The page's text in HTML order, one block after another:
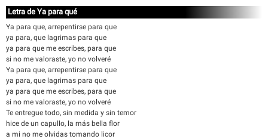
Letra de Ya para qué
Ya para que, arrepentirse para que
ya para, que lagrimas para que
ya para que me escribes, para que
si no me valoraste, yo no volveré
Ya para que, arrepentirse para que
ya para, que lagrimas para que
ya para que me escribes, para que
si no me valoraste, yo no volveré
Te entregue todo, sin medida y sin temor
hice de un capullo, la más bella flor
a mi no me olvidas tomando licor